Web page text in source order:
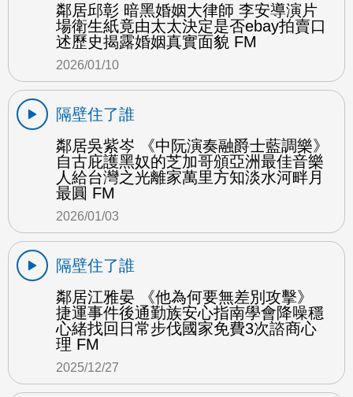
鄰居邱彰 暗黑婚姻大律師 李安導演片
場衛生紙竟由太太決定是否ebay拍賣口
述歷史揭露婚姻真實面貌 FM
2026/01/10
隔壁住了誰
鄰居吳紫岑 《中阮演奏融爵士藍調樂》
自古庇護黑奴的芝加哥頒亞洲最佳音樂
人給台灣之光離家萬里方知淡水河畔月
最圓 FM
2026/01/03
隔壁住了誰
鄰居江雅晏 《他為何要無差別攻擊》
捷運事件後通勤族安心指南學會降噪穩
心緒找回日常步伐國家免費3次諮商心
理 FM
2025/12/27